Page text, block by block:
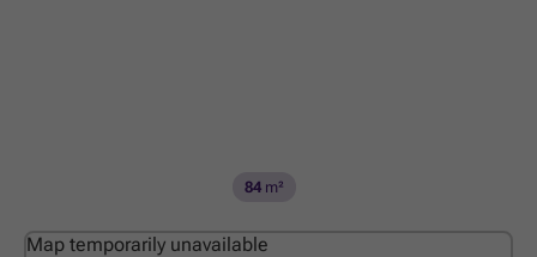
84m²
Map temporarily unavailable